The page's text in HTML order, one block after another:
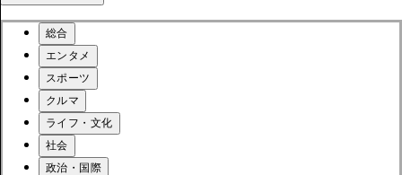
総合
エンタメ
スポーツ
クルマ
ライフ・文化
社会
政治・国際